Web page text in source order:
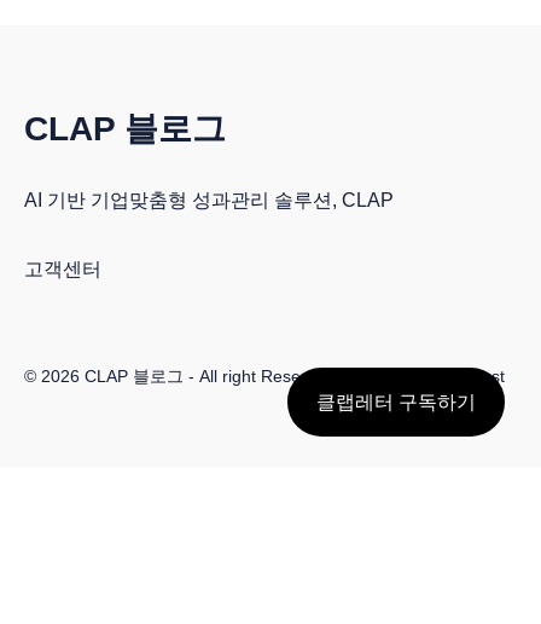
CLAP 블로그
AI 기반 기업맞춤형 성과관리 솔루션, CLAP
고객센터
© 2026 CLAP 블로그 - All right Reserved. Published with Ghost
클랩레터 구독하기